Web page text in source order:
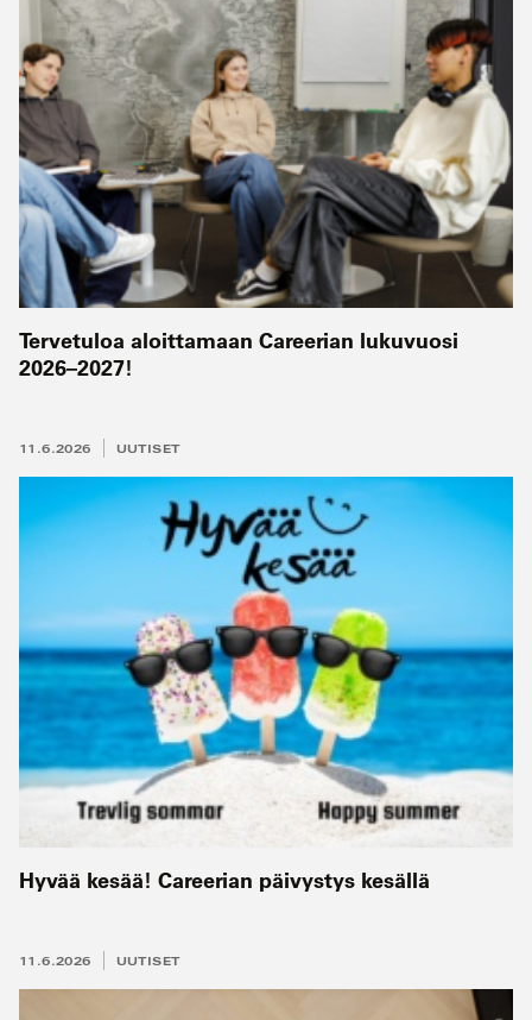
Tervetuloa aloittamaan Careerian lukuvuosi
2026–2027!
11.6.2026 UUTISET
Hyvää kesää! Careerian päivystys kesällä
11.6.2026 UUTISET